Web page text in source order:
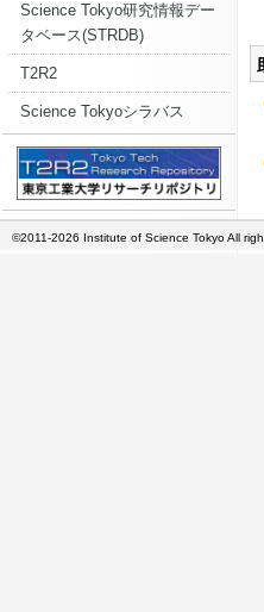
Science Tokyo研究情報デー
タベース(STRDB)
T2R2
Science Tokyoシラバス
©2011-2026 Institute of Science Tokyo All